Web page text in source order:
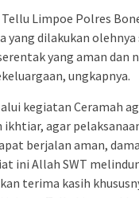
Limpoe Polres
yang dilakukan
yang aman dan
ungkapnya.
kegiatan Ceramah
ikhtiar, agar
berjalan aman,
ini Allah SWT
terima kasih